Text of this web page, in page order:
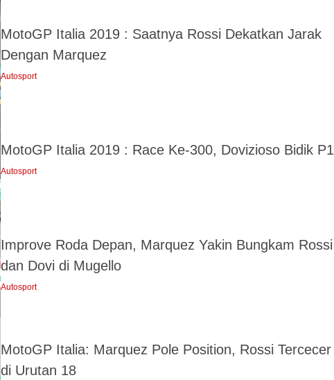
MotoGP Italia 2019 : Saatnya Rossi Dekatkan Jarak
Dengan Marquez
Autosport
MotoGP Italia 2019 : Race Ke-300, Dovizioso Bidik P1
Autosport
Improve Roda Depan, Marquez Yakin Bungkam Rossi
dan Dovi di Mugello
Autosport
MotoGP Italia: Marquez Pole Position, Rossi Tercecer
di Urutan 18